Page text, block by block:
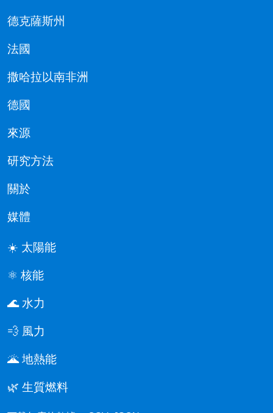
德克薩斯州
法國
撒哈拉以南非洲
德國
來源
研究方法
關於
媒體
☀️ 太陽能
⚛️ 核能
🌊 水力
💨 風力
🌋 地熱能
🌿 生質燃料